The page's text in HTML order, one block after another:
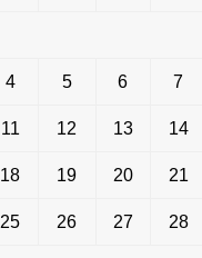
4 5 6 7
11 12 13 14
18 19 20 21
25 26 27 28